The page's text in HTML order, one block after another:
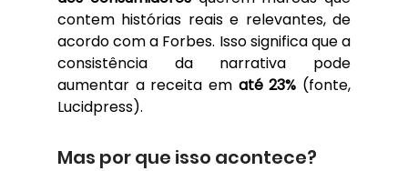
contem histórias reais e relevantes, de
acordo com a Forbes. Isso significa que a
consistência da narrativa pode
aumentar a receita em até 23% (fonte,
Lucidpress).
Mas por que isso acontece?